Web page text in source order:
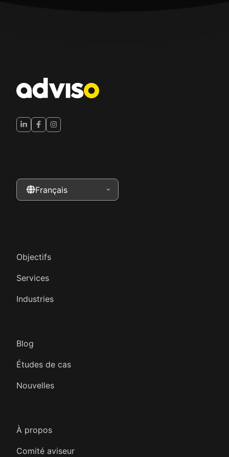
Français
Objectifs
Services
Industries
Blog
Études de cas
Nouvelles
À propos
Comité aviseur